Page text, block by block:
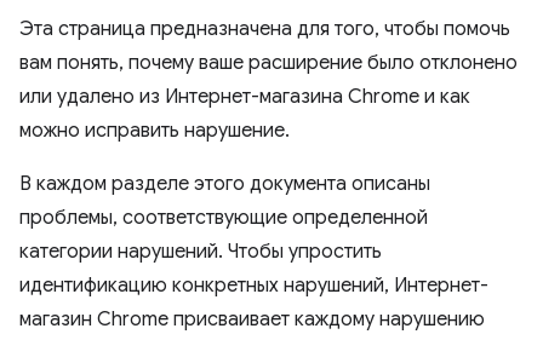
Эта страница предназначена для того, чтобы помочь
вам понять, почему ваше расширение было отклонено
или удалено из Интернет-магазина Chrome и как
можно исправить нарушение.
В каждом разделе этого документа описаны
проблемы, соответствующие определенной
категории нарушений. Чтобы упростить
идентификацию конкретных нарушений, Интернет-
магазин Chrome присваивает каждому нарушению